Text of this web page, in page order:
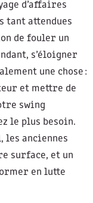
d’affaires
tant attendues
de fouler un
s’éloigner
une chose :
et mettre de
swing
le plus besoin.
les anciennes
surface, et un
en lutte